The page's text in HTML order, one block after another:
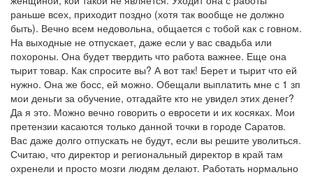
раньше всех, приходит поздно (хотя так вообще не должно
быть). Вечно всем недовольна, общается с тобой как с говном.
На выходные не отпускает, даже если у вас свадьба или
похороны. Она будет твердить что работа важнее. Еще она
тырит товар. Как спросите вы? А вот так! Берет и тырит что ей
нужно. Она же босс, ей можно. Обещали выплатить мне с 1 зп
мои деньги за обучение, отгадайте кто не увидел этих денег?
Да я это. Можно вечно говорить о евросети и их косяках. Мои
претензии касаются только данной точки в городе Саратов.
Вас даже долго отпускать не будут, если вы решите уволиться.
Считаю, что директор и региональный директор в край там
охренели и просто мозги людям делают. Работать нормально